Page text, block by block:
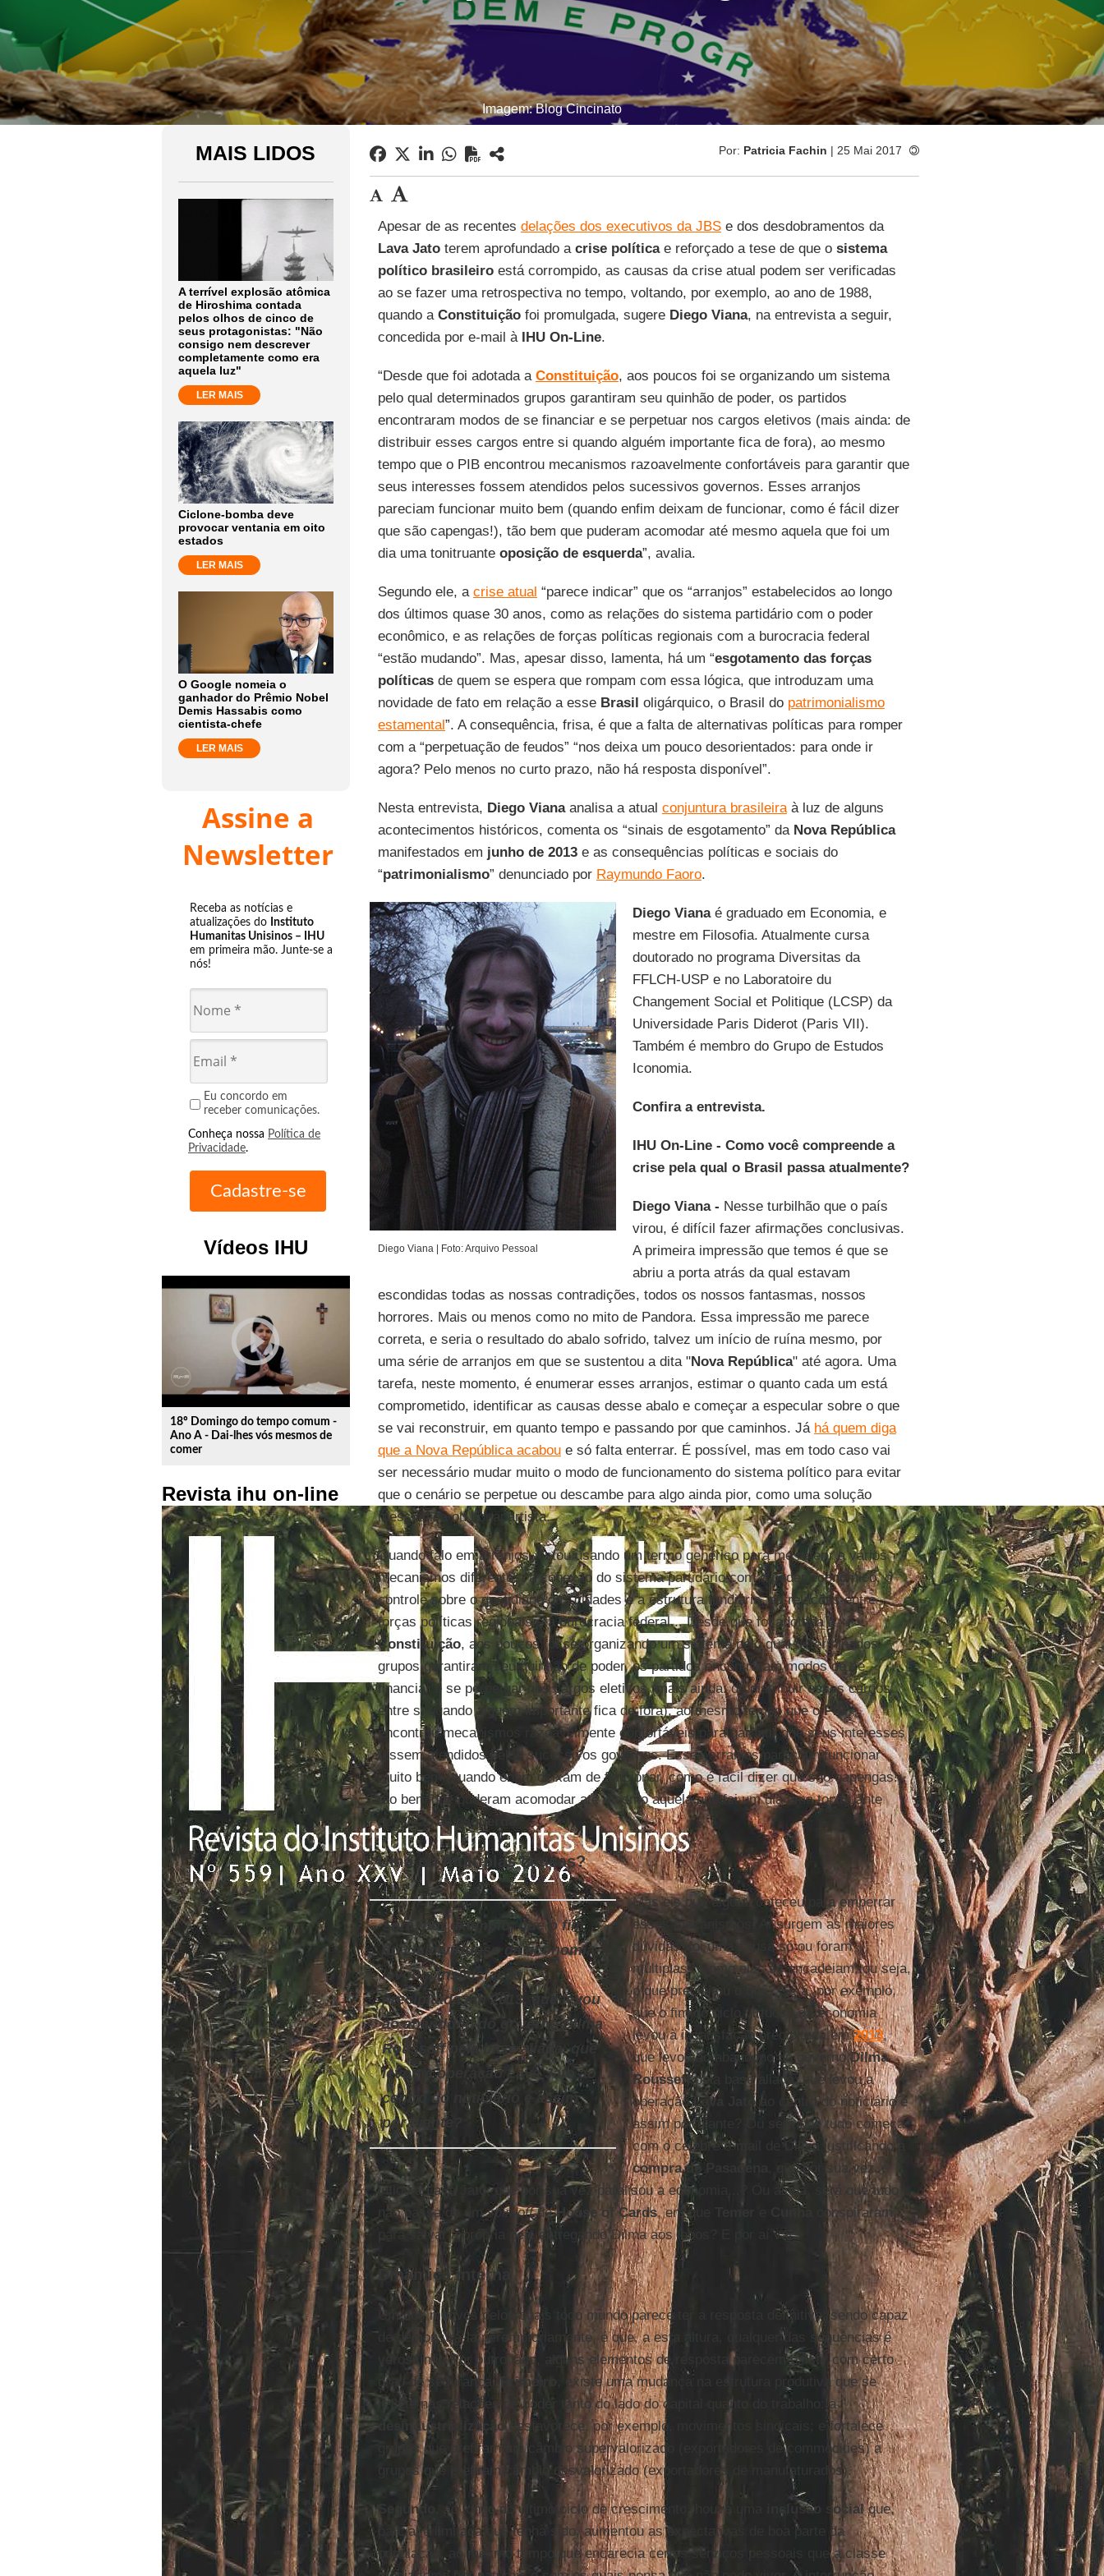
Imagem: Blog Cincinato
MAIS LIDOS
A terrível explosão atômica
de Hiroshima contada
pelos olhos de cinco de
seus protagonistas: "Não
consigo nem descrever
completamente como era
aquela luz"
LER MAIS
Ciclone-bomba deve
provocar ventania em oito
estados
LER MAIS
O Google nomeia o
ganhador do Prêmio Nobel
Demis Hassabis como
cientista-chefe
LER MAIS
Assine a
Newsletter
Receba as notícias e
atualizações do Instituto
Humanitas Unisinos – IHU
em primeira mão. Junte-se a
nós!
Eu concordo em
receber comunicações.
Conheça nossa Política de
Privacidade.
Vídeos IHU
play_circle_outline
18º Domingo do tempo comum -
Ano A - Dai-lhes vós mesmos de
comer
Revista ihu on-line
Por: Patricia Fachin | 25 Mai 2017
Apesar de as recentes delações dos executivos da JBSe dos desdobramentos da
Lava Jatoterem aprofundado a crise políticae reforçado a tese de que o sistema
político brasileiroestá corrompido, as causas da crise atual podem ser verificadas
ao se fazer uma retrospectiva no tempo, voltando, por exemplo, ao ano de 1988,
quando a Constituiçãofoi promulgada, sugere Diego Viana, na entrevista a seguir,
concedida por e-mail àIHU On-Line.
“Desde que foi adotada a Constituição, aos poucos foi se organizando um sistema
pelo qual determinados grupos garantiram seu quinhão de poder, os partidos
encontraram modos de se financiar e se perpetuar nos cargos eletivos (mais ainda: de
distribuir esses cargos entre si quando alguém importante fica de fora), ao mesmo
tempo que o PIB encontrou mecanismos razoavelmente confortáveis para garantir que
seus interesses fossem atendidos pelos sucessivos governos. Esses arranjos
pareciam funcionar muito bem (quando enfim deixam de funcionar, como é fácil dizer
que são capengas!), tão bem que puderam acomodar até mesmo aquela que foi um
dia uma tonitruante oposição de esquerda”, avalia.
Segundo ele, a crise atual “parece indicar” que os “arranjos” estabelecidos ao longo
dos últimos quase 30 anos, como as relações do sistema partidário com o poder
econômico, e as relações de forças políticas regionais com a burocracia federal
“estão mudando”. Mas, apesar disso, lamenta, há um “esgotamento das forças
políticasde quem se espera que rompam com essa lógica, que introduzam uma
novidade de fato em relação a esse Brasil oligárquico, o Brasil do patrimonialismo
estamental”. A consequência, frisa, é que a falta de alternativas políticas para romper
com a “perpetuação de feudos” “nos deixa um pouco desorientados: para onde ir
agora? Pelo menos no curto prazo, não há resposta disponível”.
Nesta entrevista, Diego Vianaanalisa a atual conjuntura brasileiraà luz de alguns
acontecimentos históricos, comenta os “sinais de esgotamento” da Nova República
manifestados em junho de 2013e as consequências políticas e sociais do
“patrimonialismo” denunciado por Raymundo Faoro.
Diego Viana | Foto: Arquivo Pessoal
Diego Vianaé graduado em Economia, e
mestre em Filosofia. Atualmente cursa
doutorado no programa Diversitas da
FFLCH-USP e no Laboratoire du
Changement Social et Politique (LCSP) da
Universidade Paris Diderot (Paris VII).
Também é membro do Grupo de Estudos
Iconomia.
Confira a entrevista.
IHU On-Line - Como você compreende a
crise pela qual o Brasil passa atualmente?
Diego Viana - Nesse turbilhão que o país
virou, é difícil fazer afirmações conclusivas.
A primeira impressão que temos é que se
abriu a porta atrás da qual estavam
escondidas todas as nossas contradições, todos os nossos fantasmas, nossos
horrores. Mais ou menos como no mito de Pandora. Essa impressão me parece
correta, e seria o resultado do abalo sofrido, talvez um início de ruína mesmo, por
uma série de arranjos em que se sustentou a dita "Nova República" até agora. Uma
tarefa, neste momento, é enumerar esses arranjos, estimar o quanto cada um está
comprometido, identificar as causas desse abalo e começar a especular sobre o que
se vai reconstruir, em quanto tempo e passando por que caminhos. Já há quem diga
que a Nova República acaboue só falta enterrar. É possível, mas em todo caso vai
ser necessário mudar muito o modo de funcionamento do sistema político para evitar
que o cenário se perpetue ou descambe para algo ainda pior, como uma solução
messiânica ou bonapartista.
Quando falo em arranjos, estou usando um termo genérico para me referir a vários
mecanismos diferentes: a conexão do sistema partidário com o poder econômico, o
controle sobre o quotidiano das cidades e a estrutura fundiária, as relações entre
forças políticas regionais e a burocracia federal... Desde que foi adotada a
Constituição, aos poucos foi se organizando um sistema pelo qual determinados
grupos garantiram seu quinhão de poder, os partidos encontraram modos de se
financiar e se perpetuar nos cargos eletivos (mais ainda: de distribuir esses cargos
entre si quando alguém importante fica de fora), ao mesmo tempo que oPIB
encontrou mecanismos razoavelmente confortáveis para garantir que seus interesses
fossem atendidos pelos sucessivos governos. Esses arranjos pareciam funcionar
muito bem (quando enfim deixam de funcionar, como é fácil dizer que são capengas!),
tão bem que puderam acomodar até mesmo aquela que foi um dia uma tonitruante
oposição deesquerda
Uma ou múltiplas causas?
Será, por exemplo, que o fim
do ciclo virtuoso da economia
levou à insatisfação
precipitada em 2013, que levou
ao abandono do governo Dilma
Rousseff pela base aliada, que
levou a operação Lava Jato ao
centro do noticiário e assim
por diante?
Mas eis que algo aconteceu para emperrar
esses mecanismos. Aí surgem as maiores
dúvidas: foi uma causa só ou foram
múltiplas? Como elas se encadeiam, ou seja,
o que precipitou o quê? Será, por exemplo,
que o fim do ciclo virtuoso da economia
levou à insatisfação precipitada em2013,
que levou ao abandono do governoDilma
Rousseffpela base aliada, que levou a
operaçãoLava Jatoao centro do noticiário e
assim por diante? Ou será que tudo começa
com o célebre e-mail de Dilma justificando a
compra de Pasadena
, que por sua vez
inflou a Lava Jato, que por sua vez paralisou a economia...? Ou ainda, será que tudo
não passa de umspin-offdeHouse of Cards, em que Cunha
conspiraram
para salvar a própria pele entregando Dilma aos lobos? E por aí vai.
Dinâmica interna
Um dos motivos pelos quais todo mundo parece ter a resposta definitiva, sendo capaz
de demonstrá-la peremptoriamente, é que, a esta altura, qualquer das sequências é
verossímil. Por outro lado, alguns elementos de resposta parecem existir com certo
grau de segurança. Primeiro
, existe uma mudança na estrutura produtiva que se
reflete nas relações de poder tanto do lado do capital quanto do trabalho: a
desindustrializaçãodesfavorece, por exemplo, movimentos sindicais; e fortalece
grupos que prefiram um câmbio supervalorizado (exportadores de commodities) a
grupos que prefiram câmbio desvalorizado (exportadores de manufaturados).
Segundo , ao longo do último ciclo de crescimento, houve uma inclusão socialque,
parcial e limitada que tenha sido, aumentou as expectativas de boa parte da
população, ao mesmo tempo que encarecia certos serviços pessoais que a classe